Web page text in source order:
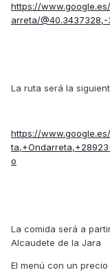
https://
arreta/@40.3437328,-
La ruta será la
https://
o
La comida será a
Alcaudete de la Jara
El menú con un